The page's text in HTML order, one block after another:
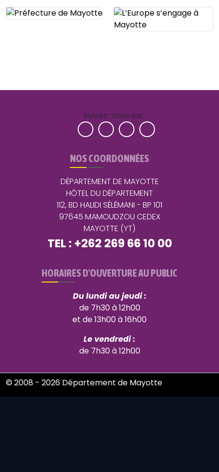
Suivez-nous sur…
NOS COORDONNÉES
DÉPARTEMENT DE MAYOTTE
HÔTEL DU DÉPARTEMENT
112, BD HALIDI SÉLÉMANI - BP 101
97645 MAMOUDZOU CEDEX
MAYOTTE (YT)
TEL : +262 269 66 10 00
HORAIRES D'OUVERTURE AU PUBLIC
Du lundi au jeudi :
de 7h30 à 12h00
et de 13h00 à 16h00
Le vendredi :
de 7h30 à 12h00
© 2008 - 2026 Département de Mayotte